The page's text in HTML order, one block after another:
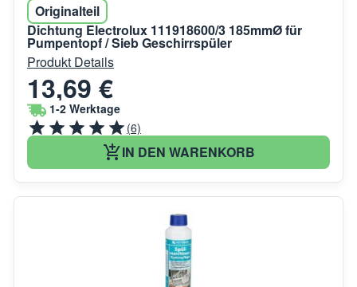
Originalteil
Dichtung Electrolux 111918600/3 185mmØ für
Pumpentopf / Sieb Geschirrspüler
Produkt Details
13,69 €
1-2 Werktage
(6)
IN DEN WARENKORB